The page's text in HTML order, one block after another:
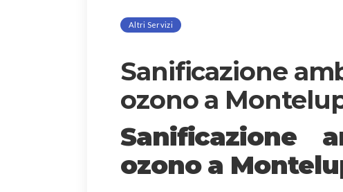
Altri Servizi
Sanificazione
ozono a
Sanificazione
ozono a